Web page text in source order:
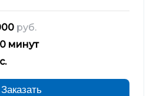
руб.
минут
Заказать